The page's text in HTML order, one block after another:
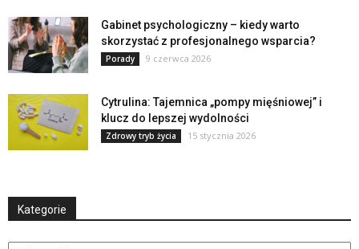
Gabinet psychologiczny – kiedy warto
skorzystać z profesjonalnego wsparcia?
Porady 9 czerwca 2026
Cytrulina: Tajemnica „pompy mięśniowej” i
klucz do lepszej wydolności
Zdrowy tryb życia 15 stycznia 2026
Kategorie
Kategorie